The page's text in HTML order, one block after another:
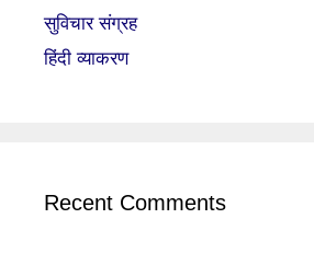
सुविचार संग्रह
हिंदी व्याकरण
Recent Comments